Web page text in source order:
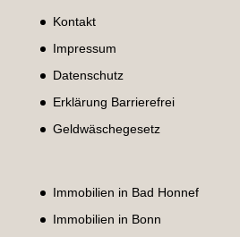
Kontakt
Impressum
Datenschutz
Erklärung Barrierefrei
Geldwäschegesetz
Immobilien in Bad Honnef
Immobilien in Bonn